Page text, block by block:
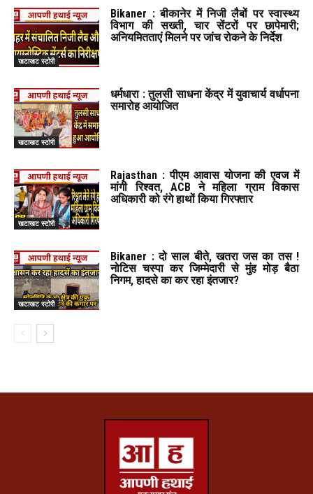
खटाखट स्टोरी
Bikaner : बीकानेर में निजी लैबों पर स्वास्थ्य
विभाग की सख्ती, चार सेंटरों पर छापेमारी;
अनियमितताएं मिलने पर जांच रोकने के निर्देश
खटाखट स्टोरी
धर्मधारा : तुलसी साधना केंद्र में युवाचार्य वर्धापना
समारोह आयोजित
खटाखट स्टोरी
Rajasthan : पीएम आवास योजना की एवज में
मांगी रिश्वत, ACB ने महिला ग्राम विकास
अधिकारी को रंगे हाथों किया गिरफ्तार
खटाखट स्टोरी
Bikaner : दो साल बीते, खतरा जस का तस !
नोटिस चस्पा कर जिम्मेदारी से मुंह मोड़ बैठा
निगम, हादसे का कर रहा इंतजार?